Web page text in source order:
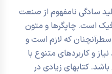
سادگی نامفهوم از صنعت
است. چاپگرها و متون
که لازم است و
و کاربردهای متنوع با
کتابهای زیادی در